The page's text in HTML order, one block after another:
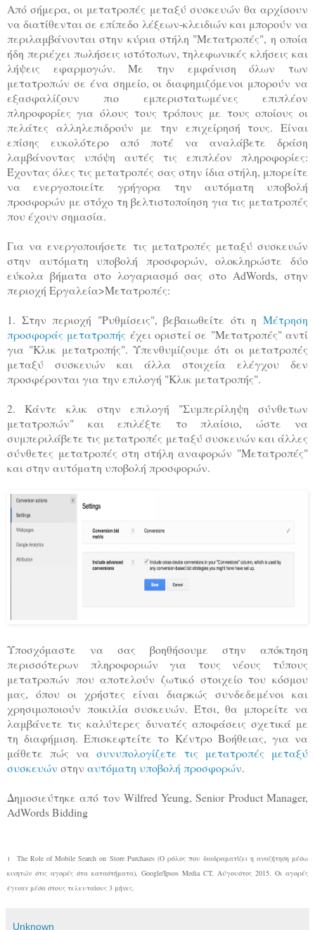
Από σήμερα, οι μετατροπές μεταξύ συσκευών θα αρχίσουν
να διατίθενται σε επίπεδο λέξεων-κλειδιών και μπορούν να
περιλαμβάνονται στην κύρια στήλη "Μετατροπές", η οποία
ήδη περιέχει πωλήσεις ιστότοπων, τηλεφωνικές κλήσεις και
λήψεις εφαρμογών. Με την εμφάνιση όλων των
μετατροπών σε ένα σημείο, οι διαφημιζόμενοι μπορούν να
εξασφαλίζουν πιο εμπεριστατωμένες επιπλέον
πληροφορίες για όλους τους τρόπους με τους οποίους οι
πελάτες αλληλεπιδρούν με την επιχείρησή τους. Είναι
επίσης ευκολότερο από ποτέ να αναλάβετε δράση
λαμβάνοντας υπόψη αυτές τις επιπλέον πληροφορίες:
Έχοντας όλες τις μετατροπές σας στην ίδια στήλη, μπορείτε
να ενεργοποιείτε γρήγορα την αυτόματη υποβολή
προσφορών με στόχο τη βελτιστοποίηση για τις μετατροπές
που έχουν σημασία.
Για να ενεργοποιήσετε τις μετατροπές μεταξύ συσκευών
στην αυτόματη υποβολή προσφορών, ολοκληρώστε δύο
εύκολα βήματα στο λογαριασμό σας στο AdWords, στην
περιοχή Εργαλεία>Μετατροπές:
1. Στην περιοχή "Ρυθμίσεις", βεβαιωθείτε ότι η Μέτρηση
προσφοράς μετατροπής έχει οριστεί σε "Μετατροπές" αντί
για "Κλικ μετατροπής". Υπενθυμίζουμε ότι οι μετατροπές
μεταξύ συσκευών και άλλα στοιχεία ελέγχου δεν
προσφέρονται για την επιλογή "Κλικ μετατροπής".
2. Κάντε κλικ στην επιλογή "Συμπερίληψη σύνθετων
μετατροπών" και επιλέξτε το πλαίσιο, ώστε να
συμπεριλάβετε τις μετατροπές μεταξύ συσκευών και άλλες
σύνθετες μετατροπές στη στήλη αναφορών "Μετατροπές"
και στην αυτόματη υποβολή προσφορών.
Υποσχόμαστε να σας βοηθήσουμε στην απόκτηση
περισσότερων πληροφοριών για τους νέους τύπους
μετατροπών που αποτελούν ζωτικό στοιχείο του κόσμου
μας, όπου οι χρήστες είναι διαρκώς συνδεδεμένοι και
χρησιμοποιούν ποικιλία συσκευών. Έτσι, θα μπορείτε να
λαμβάνετε τις καλύτερες δυνατές αποφάσεις σχετικά με
τη διαφήμιση. Επισκεφτείτε το Κέντρο Βοήθειας, για να
μάθετε πώς να συνυπολογίζετε τις μετατροπές μεταξύ
συσκευών στην αυτόματη υποβολή προσφορών.
Δημοσιεύτηκε από τον Wilfred Yeung, Senior Product Manager,
AdWords Bidding
1
The Role of Mobile Search on Store Purchases (Ο ρόλος που διαδραματίζει η αναζήτηση μέσω
κινητών στις αγορές στα καταστήματα), Google/Ipsos Media CT, Αύγουστος 2015. Οι αγορές
έγιναν μέσα στους τελευταίους 3 μήνες.
Unknown